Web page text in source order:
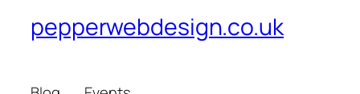
pepperwebdesign.co.uk